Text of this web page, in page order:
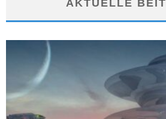
AKTUELLE